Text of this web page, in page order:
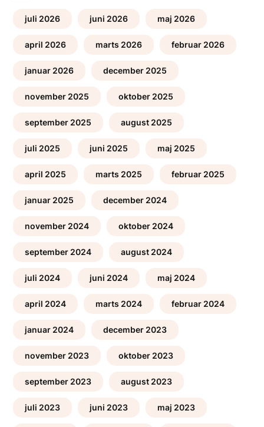
juli 2026 juni 2026 maj 2026
april 2026 marts 2026 februar 2026
januar 2026 december 2025
november 2025 oktober 2025
september 2025 august 2025
juli 2025 juni 2025 maj 2025
april 2025 marts 2025 februar 2025
januar 2025 december 2024
november 2024 oktober 2024
september 2024 august 2024
juli 2024 juni 2024 maj 2024
april 2024 marts 2024 februar 2024
januar 2024 december 2023
november 2023 oktober 2023
september 2023 august 2023
juli 2023 juni 2023 maj 2023